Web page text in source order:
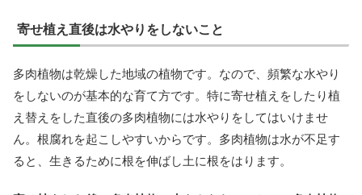
寄せ植え直後は水やりをしないこと
多肉植物は乾燥した地域の植物です。なので、頻繁な水やり
をしないのが基本的な育て方です。特に寄せ植えをしたり植
え替えをした直後の多肉植物には水やりをしてはいけませ
ん。根腐れを起こしやすいからです。多肉植物は水が不足す
ると、生きるために根を伸ばし土に根をはります。